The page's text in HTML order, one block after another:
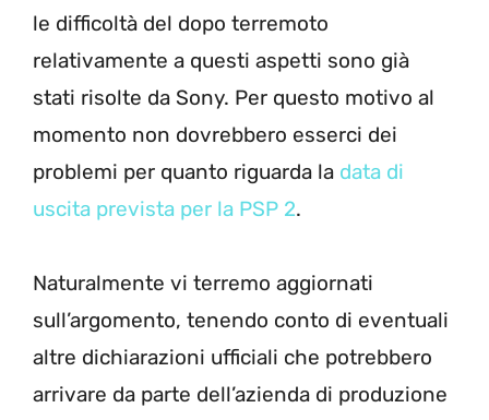
le difficoltà del dopo terremoto
relativamente a questi aspetti sono già
stati risolte da Sony. Per questo motivo al
momento non dovrebbero esserci dei
problemi per quanto riguarda la data di
uscita prevista per la PSP 2.
Naturalmente vi terremo aggiornati
sull’argomento, tenendo conto di eventuali
altre dichiarazioni ufficiali che potrebbero
arrivare da parte dell’azienda di produzione